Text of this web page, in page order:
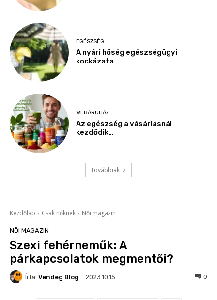
EGÉSZSÉG
A nyári hőség egészségügyi
kockázata
WEBÁRUHÁZ
Az egészség a vásárlásnál
kezdődik…
Továbbiak